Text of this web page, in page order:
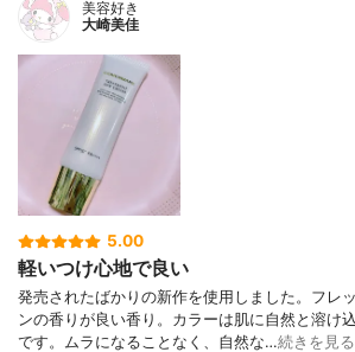
美容好き
大崎美佳
5.00
軽いつけ心地で良い
発売されたばかりの新作を使用しました。フレ
ンの香りが良い香り。カラーは肌に自然と溶け
です。ムラになることなく、自然な…続きを見る